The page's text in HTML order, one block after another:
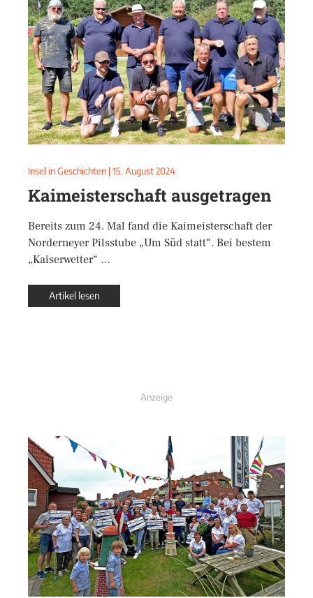
Insel in Geschichten | 15. August 2024
Kaimeisterschaft ausgetragen
Bereits zum 24. Mal fand die Kaimeisterschaft der
Norderneyer Pilsstube „Um Süd statt“. Bei bestem
„Kaiserwetter“ …
Artikel lesen
Anzeige